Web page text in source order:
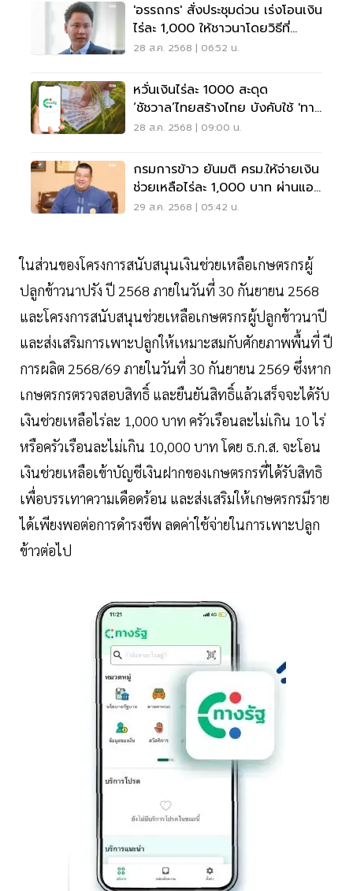
'อรรถกร' สั่งประชุมด่วน เร่งโอนเงิน
ไร่ละ 1,000 ให้ชาวนาโดยวิธีที่
สะดวกที่สุด
28 ส.ค. 2568 | 06:52 น.
หวั่นเงินไร่ละ 1000 สะดุด
‘ชัชวาล’ไทยสร้างไทย บังคับใช้ 'ทาง
รัฐ'
28 ส.ค. 2568 | 09:00 น.
กรมการข้าว ยันมติ ครม.ให้จ่ายเงิน
ช่วยเหลือไร่ละ 1,000 บาท ผ่านแอป
ทางรัฐ
29 ส.ค. 2568 | 05:42 น.
ในส่วนของโครงการสนับสนุนเงินช่วยเหลือเกษตรกรผู้
ปลูกข้าวนาปรัง ปี 2568 ภายในวันที่ 30 กันยายน 2568
และโครงการสนับสนุนช่วยเหลือเกษตรกรผู้ปลูกข้าวนาปี
และส่งเสริมการเพาะปลูกให้เหมาะสมกับศักยภาพพื้นที่ ปี
การผลิต 2568/69 ภายในวันที่ 30 กันยายน 2569 ซึ่งหาก
เกษตรกรตรวจสอบสิทธิ์ และยืนยันสิทธิ์แล้วเสร็จจะได้รับ
เงินช่วยเหลือไร่ละ 1,000 บาท ครัวเรือนละไม่เกิน 10 ไร่
หรือครัวเรือนละไม่เกิน 10,000 บาท โดย ธ.ก.ส. จะโอน
เงินช่วยเหลือเข้าบัญชีเงินฝากของเกษตรกรที่ได้รับสิทธิ
เพื่อบรรเทาความเดือดร้อน และส่งเสริมให้เกษตรกรมีราย
ได้เพียงพอต่อการดำรงชีพ ลดค่าใช้จ่ายในการเพาะปลูก
ข้าวต่อไป